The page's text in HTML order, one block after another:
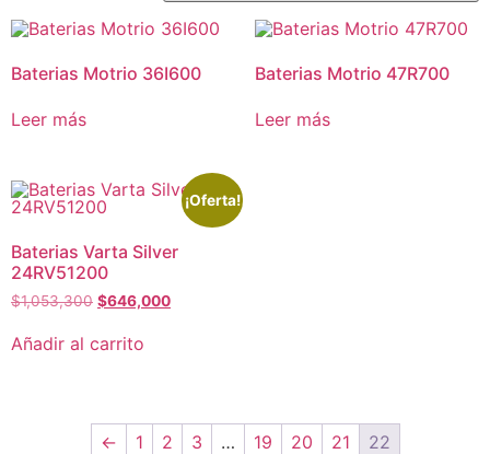
Baterias Motrio 36I600
Leer más
Baterias Motrio 47R700
Leer más
¡Oferta!
Baterias Varta Silver
24RV51200
$1,053,300 $646,000
Añadir al carrito
← 1 2 3 … 19 20 21 22